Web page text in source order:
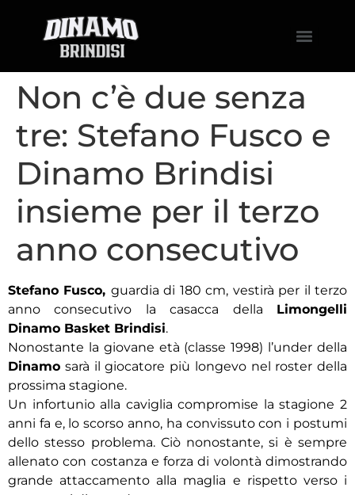
Non c’è due senza
tre: Stefano Fusco e
Dinamo Brindisi
insieme per il terzo
anno consecutivo
Stefano Fusco, guardia di 180 cm, vestirà per il terzo
anno consecutivo la casacca della Limongelli
Dinamo Basket Brindisi.
Nonostante la giovane età (classe 1998) l’under della
Dinamo sarà il giocatore più longevo nel roster della
prossima stagione.
Un infortunio alla caviglia compromise la stagione 2
anni fa e, lo scorso anno, ha convissuto con i postumi
dello stesso problema. Ciò nonostante, si è sempre
allenato con costanza e forza di volontà dimostrando
grande attaccamento alla maglia e rispetto verso i